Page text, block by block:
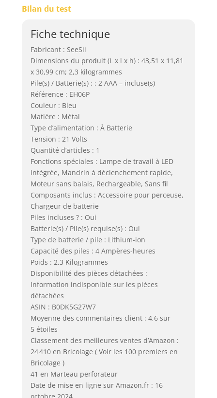
chacun), 1*Jauge de
1*Chargeur, 1*Manuel
d'instruction, 1*Boîte
de rangement en
plastique. L'équipe de
technique à vie
Bilan du test
Fiche technique
Fabricant : SeeSii
Dimensions du produit (L x l x h) : 43,51 x 11,81
x 30,99 cm; 2,3 kilogrammes
Pile(s) / Batterie(s) : : 2 AAA – incluse(s)
Référence : EH06P
Couleur : Bleu
Matière : Métal
Type d’alimentation : À Batterie
Tension : 21 Volts
Quantité d’articles : 1
Fonctions spéciales : Lampe de travail à LED
intégrée, Mandrin à déclenchement rapide,
Moteur sans balais, Rechargeable, Sans fil
Composants inclus : Accessoire pour perceuse,
Chargeur de batterie
Piles incluses ? : Oui
Batterie(s) / Pile(s) requise(s) : Oui
Type de batterie / pile : Lithium-ion
Capacité des piles : 4 Ampères-heures
Poids : 2,3 Kilogrammes
Disponibilité des pièces détachées :
Information indisponible sur les pièces
détachées
ASIN : B0DK5G27W7
Moyenne des commentaires client : 4,6 sur
5 étoiles
Classement des meilleures ventes d’Amazon :
24 410 en Bricolage ( Voir les 100 premiers en
Bricolage )
41 en Marteau perforateur
Date de mise en ligne sur Amazon.fr : 16